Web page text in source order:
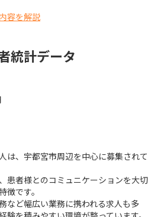
容を解説
統計データ
は、宇都宮市周辺を中心に募集されて
患者様とのコミュニケーションを大切
徴です。
など幅広い業務に携われる求人も多